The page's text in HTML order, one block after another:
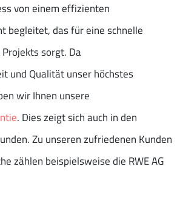
von einem effizienten
begleitet, das für eine schnelle
sorgt. Da
und Qualität unser höchstes
wir Ihnen unsere
. Dies zeigt sich auch in den
Zu unseren zufriedenen Kunden
zählen beispielsweise die RWE AG